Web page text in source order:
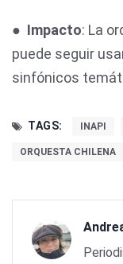
● Impacto: La
puede seguir
sinfónicos
TAGS: INAPI
ORQUESTA CHILENA